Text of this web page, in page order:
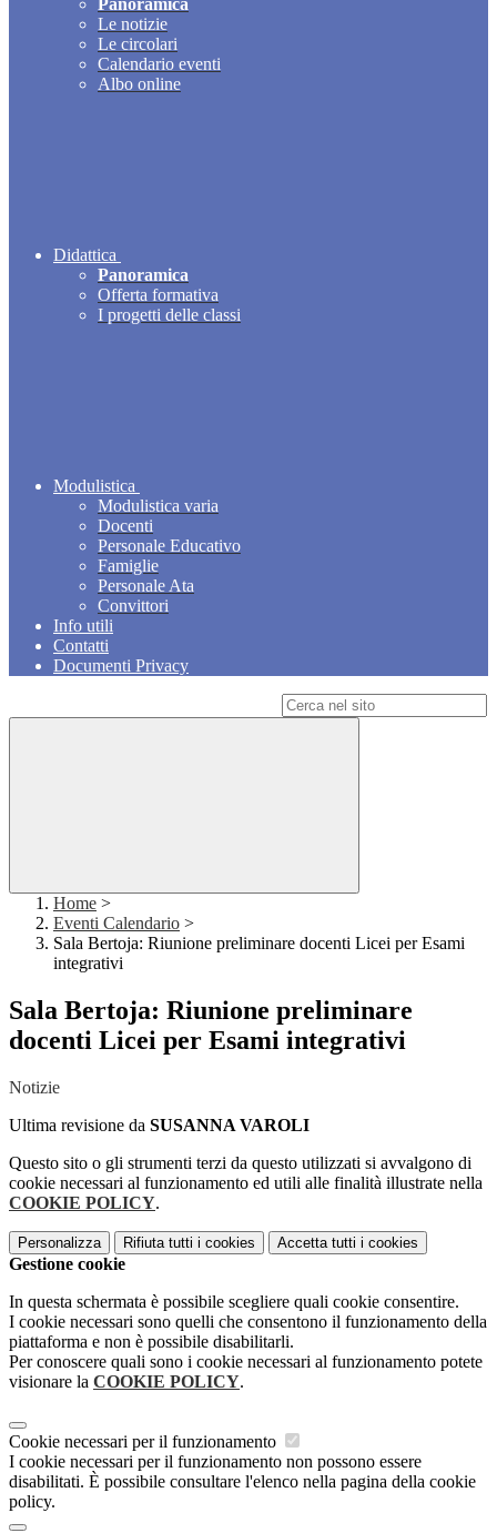
Panoramica
Le notizie
Le circolari
Calendario eventi
Albo online
Didattica
Panoramica
Offerta formativa
I progetti delle classi
Modulistica
Modulistica varia
Docenti
Personale Educativo
Famiglie
Personale Ata
Convittori
Info utili
Contatti
Documenti Privacy
Home >
Eventi Calendario >
Sala Bertoja: Riunione preliminare docenti Licei per Esami
integrativi
Sala Bertoja: Riunione preliminare
docenti Licei per Esami integrativi
Notizie
Ultima revisione da SUSANNA VAROLI
Questo sito o gli strumenti terzi da questo utilizzati si avvalgono di
cookie necessari al funzionamento ed utili alle finalità illustrate nella
COOKIE POLICY.
Personalizza Rifiuta tutti i cookies Accetta tutti i cookies
Gestione cookie
In questa schermata è possibile scegliere quali cookie consentire.
I cookie necessari sono quelli che consentono il funzionamento della
piattaforma e non è possibile disabilitarli.
Per conoscere quali sono i cookie necessari al funzionamento potete
visionare la COOKIE POLICY.
Cookie necessari per il funzionamento
I cookie necessari per il funzionamento non possono essere
disabilitati. È possibile consultare l'elenco nella pagina della cookie
policy.